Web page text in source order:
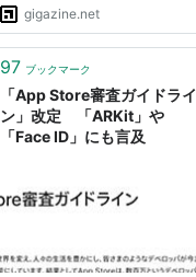
gigazine.net
97 ブックマーク
「App Store審査ガイドライ
ン」改定 「ARKit」や
「Face ID」にも言及